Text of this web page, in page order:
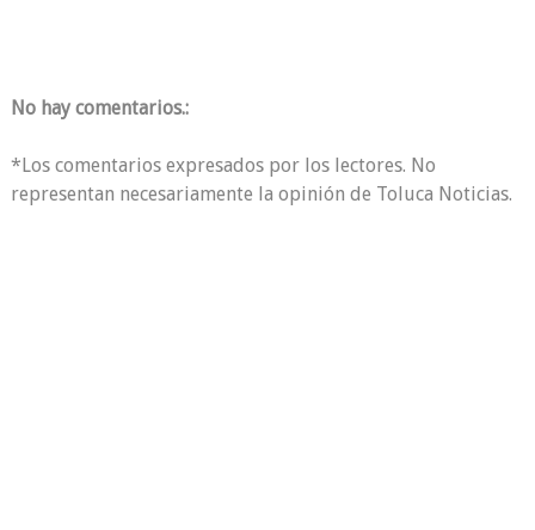
No hay comentarios.:
*Los comentarios expresados por los lectores. No
representan necesariamente la opinión de Toluca Noticias.